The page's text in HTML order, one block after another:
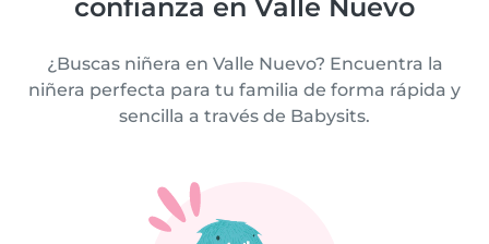
confianza en Valle Nuevo
¿Buscas niñera en Valle Nuevo? Encuentra la
niñera perfecta para tu familia de forma rápida y
sencilla a través de Babysits.